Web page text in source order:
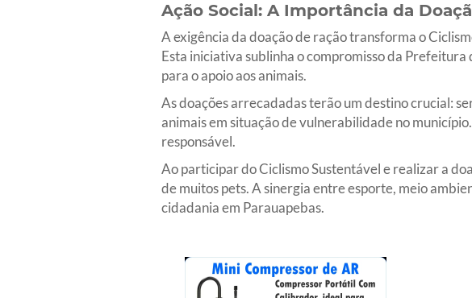
Ação Social: A Importância da
A exigência da doação de ração transforma o
Esta iniciativa sublinha o compromisso da
para o apoio aos animais.
As doações arrecadadas terão um destino crucial:
animais em situação de vulnerabilidade no
responsável.
Ao participar do Ciclismo Sustentável e realizar a
de muitos pets. A sinergia entre esporte, meio
cidadania em Parauapebas.